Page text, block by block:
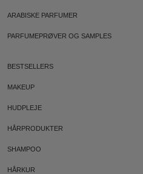
ARABISKE PARFUMER
PARFUMEPRØVER OG SAMPLES
BESTSELLERS
MAKEUP
HUDPLEJE
HÅRPRODUKTER
SHAMPOO
HÅRKUR